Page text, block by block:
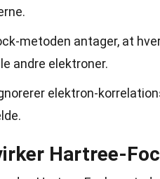
metoden antager, at
andre elektroner.
elektron-
Hartree-